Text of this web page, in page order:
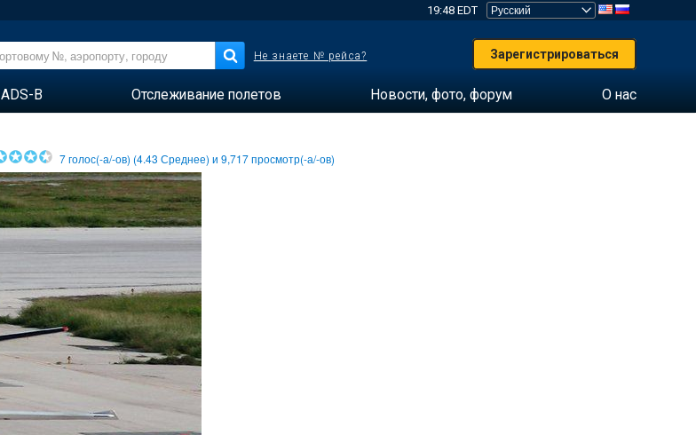
19:48 EDT
Не знаете № рейса? Зарегистрироваться
ADS-B Отслеживание полетов Новости, фото, форум О нас
7голос(-а/-ов) (4.43 Среднее) и9,717просмотр(-а/-ов)